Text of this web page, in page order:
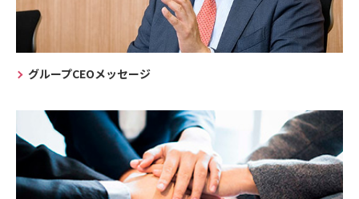
グループCEOメッセージ